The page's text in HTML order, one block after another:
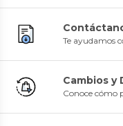
Te ayudamos
Cambios y
Conoce cómo